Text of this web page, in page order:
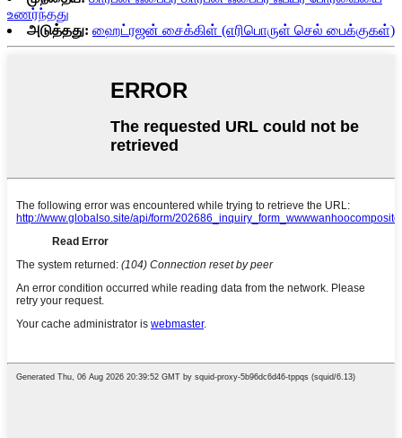
உணர்ந்தது
அடுத்தது: ஹைட்ரஜன் சைக்கிள் (எரிபொருள் செல் பைக்குகள்)